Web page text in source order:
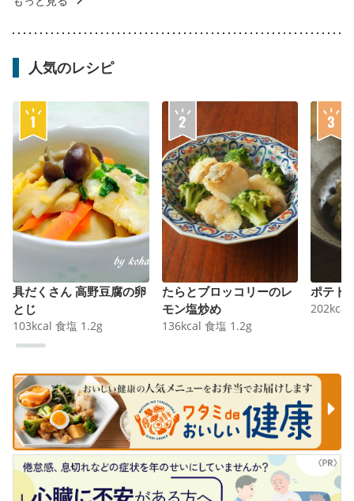
人気のレシピ
具だくさん 高野豆腐の卵
とじ
103kcal 食塩 1.2g
たらとブロッコリーのレ
モン塩炒め
136kcal 食塩 1.2g
ポテト
202kcal